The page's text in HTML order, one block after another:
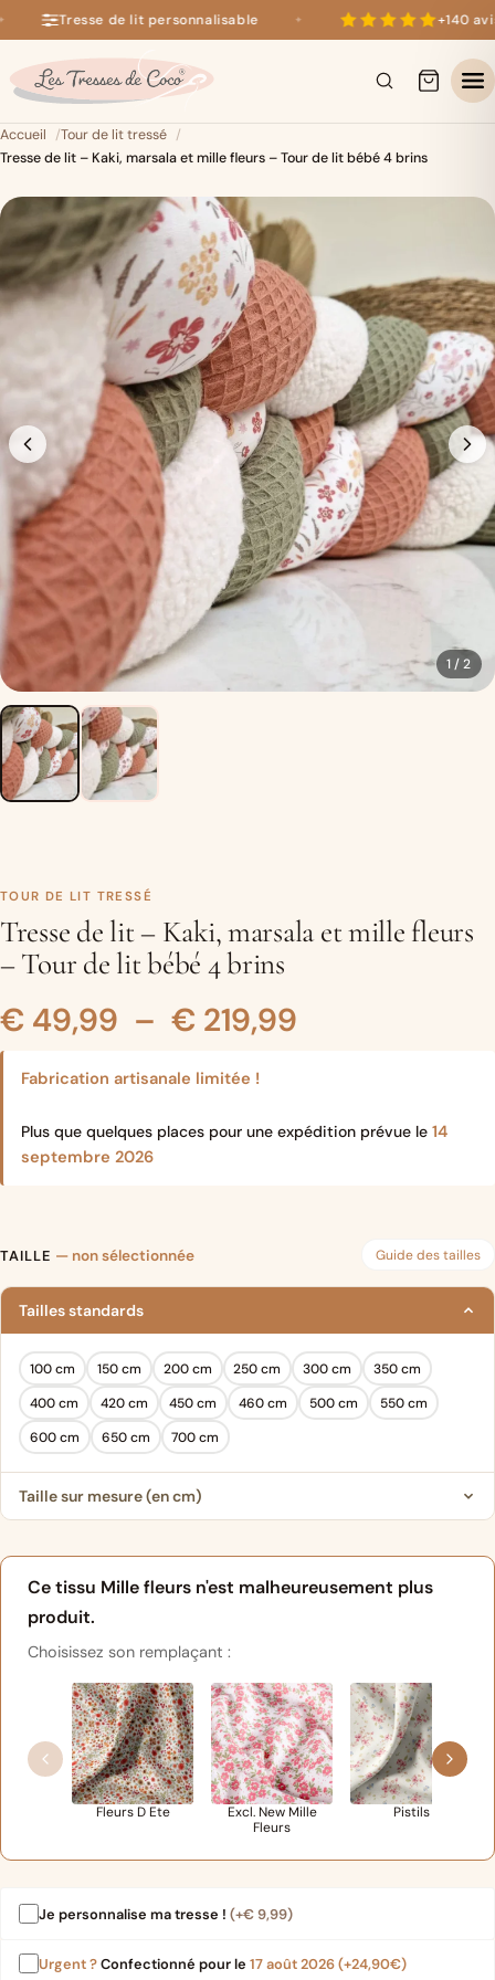
+140 avis 5 étoiles sur Google
Tresse de lit personnalisable +140 avis
Accueil
Tour de lit tressé
Tresse de lit – Kaki, marsala et mille fleurs – Tour de lit bébé 4 brins
1 / 2
TOUR DE LIT TRESSÉ
Tresse de lit – Kaki, marsala et mille fleurs
– Tour de lit bébé 4 brins
€ 49,99 – € 219,99
prix :
€ 219,99
Fabrication artisanale limitée !
Plus que quelques places pour une expédition prévue le 14
septembre 2026
TAILLE — non sélectionnée Guide des tailles
Tailles standards
100 cm 150 cm 200 cm 250 cm 300 cm
350 cm
400 cm
420 cm 450 cm 460 cm 500 cm
550 cm
600 cm
650 cm 700 cm
Taille sur mesure (en cm)
Ce tissu Mille fleurs n'est malheureusement plus
produit.
Choisissez son remplaçant :
Fleurs D Ete
Excl. New Mille
Fleurs
Pistils
Je personnalise ma tresse ! (+€9,99)
Urgent ? Confectionné pour le 17 août 2026 (+24,90€)